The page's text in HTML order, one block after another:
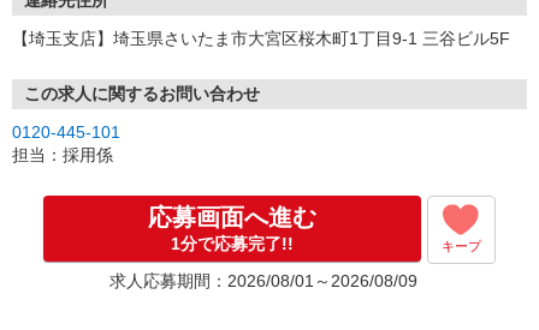
【埼玉支店】埼玉県さいたま市大宮区桜木町1丁目9-1 三谷ビル5F
この求人に関するお問い合わせ
0120-445-101
担当：採用係
応募画面へ進む
1分で応募完了!! キープ
求人応募期間：2026/08/01～2026/08/09